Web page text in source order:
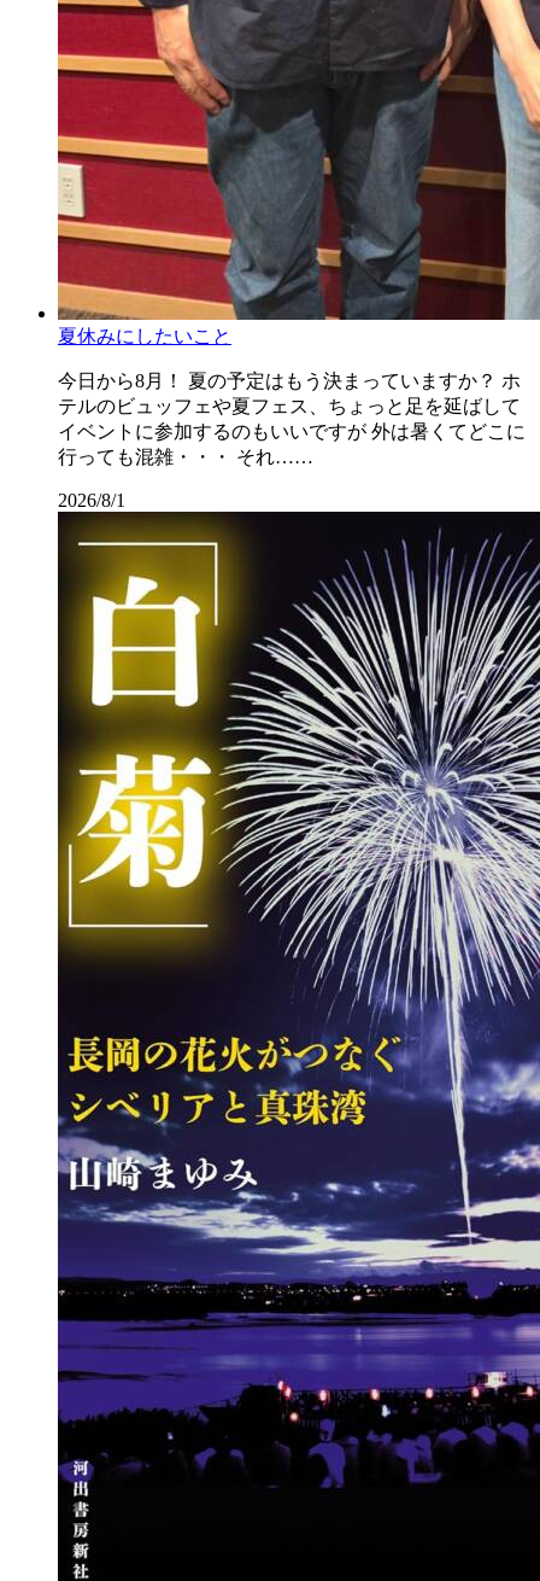
夏休みにしたいこと
今日から8月！ 夏の予定はもう決まっていますか？ ホ
テルのビュッフェや夏フェス、ちょっと足を延ばして
イベントに参加するのもいいですが 外は暑くてどこに
行っても混雑・・・ それ……
2026/8/1